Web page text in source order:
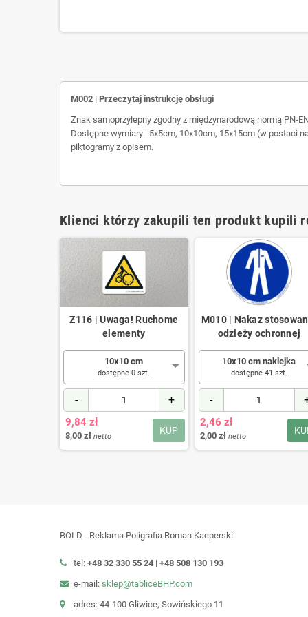
M002 | Przeczytaj instrukcję obsługi
Znak samoprzylepny zgodny z międzynarodową normą PN-
Dostępne wymiary: 5x5cm, 10x10cm, 15x15cm (w postaci
piktogramy z opisem.
Klienci którzy zakupili ten produkt kupili
Z116 | Uwaga! Ruchome
elementy
10x10 cm
dostępne 0 szt.
- +
KUP
9,84 zł
8,00 zł netto
M010 | Nakaz
odzieży ochronnej
10x10 cm naklejka
dostępne 41 szt.
-
2,46 zł
2,00 zł netto
BOLD - Reklama Poligrafia Roman Kacperski
tel: +48 32 330 55 24 | +48 508 130 193
e-mail: sklep@tabliceBHP.com
adres: 44-100 Gliwice, Sowińskiego 11